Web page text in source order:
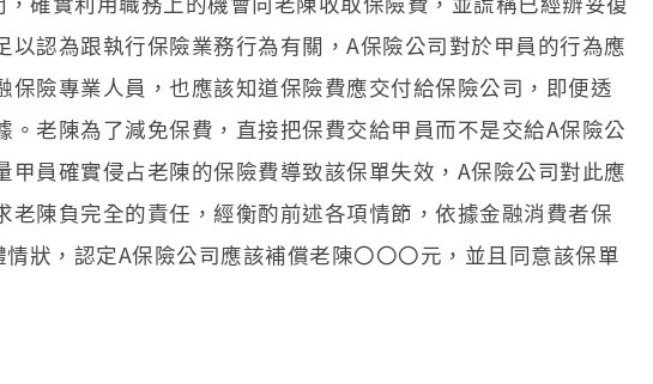
認為跟執行保險業務行為有關，A保險公司對於甲員的行為應
險專業人員，也應該知道保險費應交付給保險公司，即便透
老陳為了減免保費，直接把保費交給甲員而不是交給A保險公
員確實侵占老陳的保險費導致該保單失效，A保險公司對此應
陳負完全的責任，經衡酌前述各項情節，依據金融消費者保
狀，認定A保險公司應該補償老陳〇〇〇元，並且同意該保單